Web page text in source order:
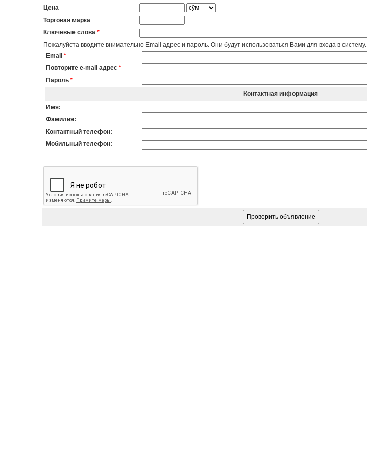
Цена
Торговая марка
Ключевые слова *
Пожалуйста вводите внимательно Email адрес и пароль. Они будут использоваться Вами для входа в систему.
Email *
Повторите e-mail адрес *
Пароль *
Контактная информация
Имя:
Фамилия:
Контактный телефон:
Мобильный телефон: